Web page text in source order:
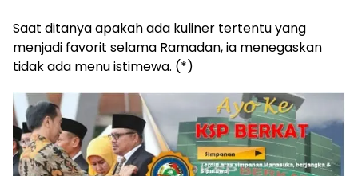
Saat ditanya apakah ada kuliner tertentu yang
menjadi favorit selama Ramadan, ia menegaskan
tidak ada menu istimewa. (*)